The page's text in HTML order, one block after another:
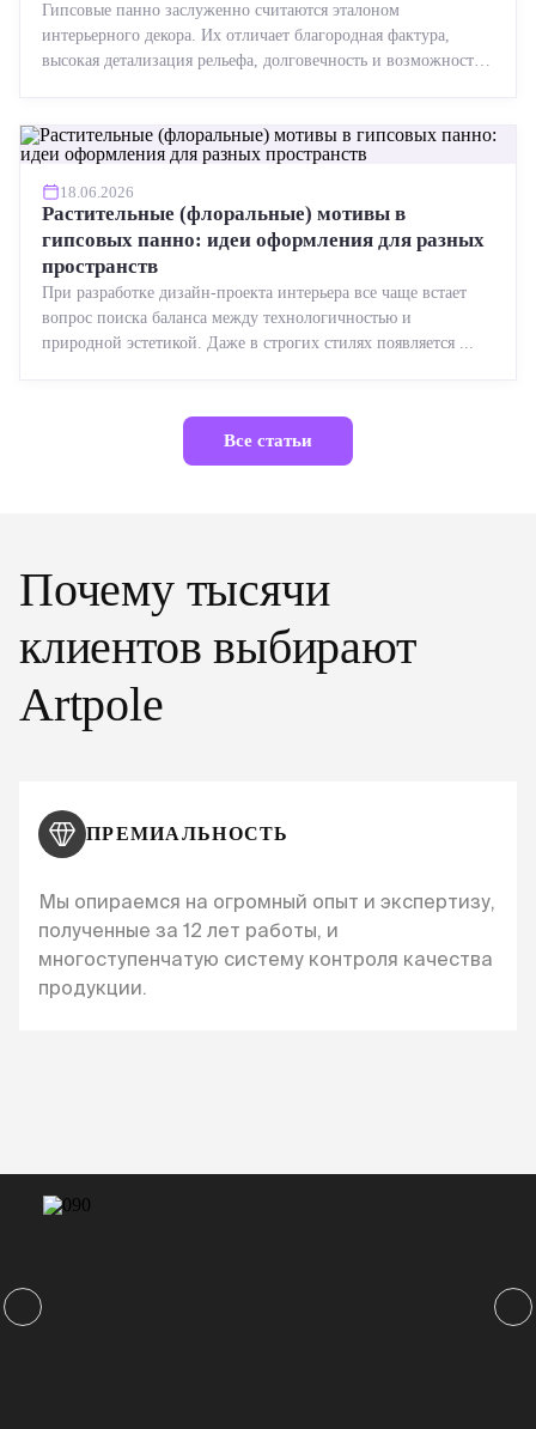
Гипсовые панно заслуженно считаются эталоном
интерьерного декора. Их отличает благородная фактура,
высокая детализация рельефа, долговечность и возможность
18.06.2026
Растительные (флоральные) мотивы в
гипсовых панно: идеи оформления для разных
пространств
При разработке дизайн-проекта интерьера все чаще встает
вопрос поиска баланса между технологичностью и
природной эстетикой. Даже в строгих стилях появляется ...
Все статьи
Почему тысячи
клиентов выбирают
Artpole
ПРЕМИАЛЬНОСТЬ
Мы опираемся на огромный опыт и экспертизу,
полученные за 12 лет работы, и
многоступенчатую систему контроля качества
продукции.